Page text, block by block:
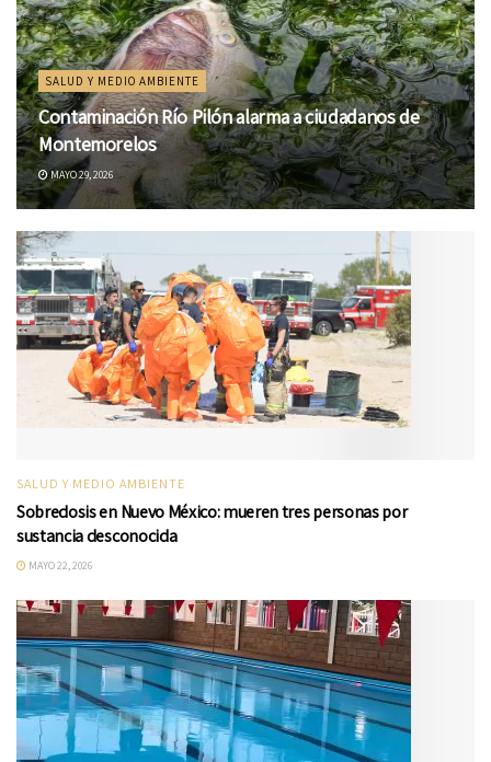
SALUD Y MEDIO AMBIENTE
Contaminación Río Pilón alarma a ciudadanos de
Montemorelos
MAYO 29, 2026
SALUD Y MEDIO AMBIENTE
Sobredosis en Nuevo México: mueren tres personas por
sustancia desconocida
MAYO 22, 2026